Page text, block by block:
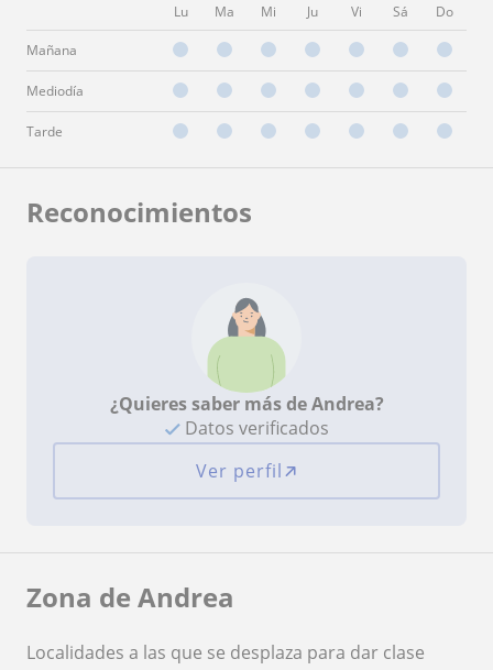
Lu Ma Mi Ju Vi Sá Do
Mañana
Mediodía
Tarde
Reconocimientos
¿Quieres saber más de Andrea?
Datos verificados
Ver perfil
Zona de Andrea
Localidades a las que se desplaza para dar clase